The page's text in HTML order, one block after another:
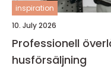
inspiration
10. July 2026
Professionell
husförsäljning